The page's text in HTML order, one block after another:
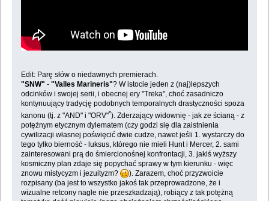
Edit: Parę słów o niedawnych premierach.
"SNW" - "Valles Marineris"? W istocie jeden z (naj)lepszych
odcinków i swojej serii, i obecnej ery "Treka", choć zasadniczo
kontynuujący tradycję podobnych temporalnych drastyczności spoza
kanonu (tj. z "AND" i "ORV"*). Zderzający widownię - jak ze ścianą - z
potężnym etycznym dylematem (czy godzi się dla zaistnienia
cywilizacji własnej poświęcić dwie cudze, nawet jeśli 1. wystarczy do
tego tylko bierność - luksus, którego nie mieli Hunt i Mercer, 2. sami
zainteresowani prą do śmiercionośnej konfrontacji, 3. jakiś wyższy
kosmiczny plan zdaje się popychać sprawy w tym kierunku - więc
znowu mistycyzm i jezuityzm?
). Zarazem, choć przyzwoicie
rozpisany (ba jest to wszystko jakoś tak przeprowadzone, że i
wizualne retcony nagle nie przeszkadzają), robiący z tak potężną